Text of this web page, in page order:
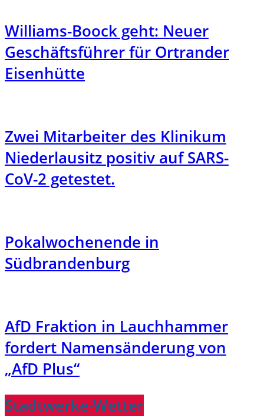
Williams-Boock geht: Neuer
Geschäftsführer für Ortrander
Eisenhütte
Zwei Mitarbeiter des Klinikum
Niederlausitz positiv auf SARS-
CoV-2 getestet.
Pokalwochenende in
Südbrandenburg
AfD Fraktion in Lauchhammer
fordert Namensänderung von
„AfD Plus“
Stadtwerke-Wetter